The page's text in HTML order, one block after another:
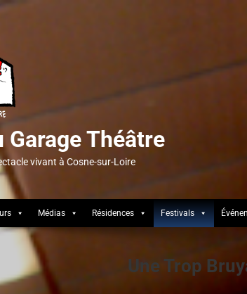
Garage Théâtre
vivant à Cosne-sur-Loire
Médias Résidences Festivals
Une Trop